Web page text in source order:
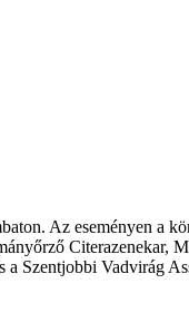
Az eseményen a
Citerazenekar,
Szentjobbi Vadvirág